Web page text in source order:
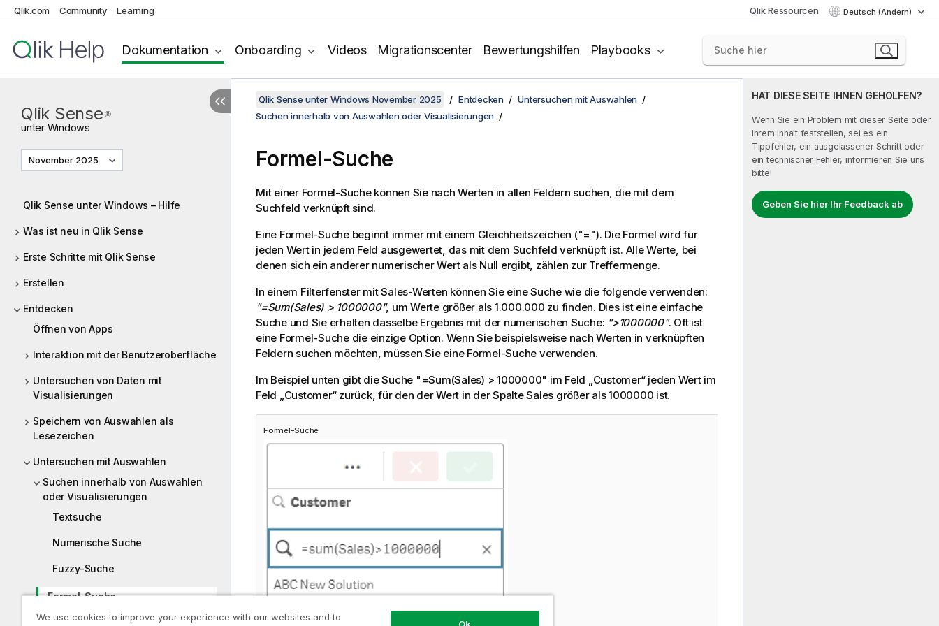
Qlik.com Community Learning Qlik Ressourcen Deutsch (Ändern)
Dokumentation Onboarding Videos Migrationscenter Bewertungshilfen Playbooks
Qlik Sense ®
unter Windows
November 2025
Qlik Sense unter Windows – Hilfe
Was ist neu in Qlik Sense
Erste Schritte mit Qlik Sense
Erstellen
Entdecken
Öffnen von Apps
Interaktion mit der Benutzeroberfläche
Untersuchen von Daten mit
Visualisierungen
Speichern von Auswahlen als
Lesezeichen
Untersuchen mit Auswahlen
Suchen innerhalb von Auswahlen
oder Visualisierungen
Textsuche
Numerische Suche
Fuzzy-Suche
Formel-Suche
HAT DIESE SEITE IHNEN GEHOLFEN?
Wenn Sie ein Problem mit dieser Seite oder
ihrem Inhalt feststellen, sei es ein
Tippfehler, ein ausgelassener Schritt oder
ein technischer Fehler, informieren Sie uns
bitte!
Geben Sie hier Ihr Feedback ab
Qlik Sense unter Windows November 2025 Entdecken
Untersuchen mit Auswahlen
Suchen innerhalb von Auswahlen oder Visualisierungen
Formel-Suche
Mit einer Formel-Suche können Sie nach Werten in allen Feldern suchen, die mit dem
Suchfeld verknüpft sind.
Eine Formel-Suche beginnt immer mit einem Gleichheitszeichen ("="). Die Formel wird für
jeden Wert in jedem Feld ausgewertet, das mit dem Suchfeld verknüpft ist. Alle Werte, bei
denen sich ein anderer numerischer Wert als Null ergibt, zählen zur Treffermenge.
In einem Filterfenster mitSales-Werten können Sie eine Suche wie die folgende verwenden:
"=Sum(Sales) > 1000000", um Werte größer als 1.000.000 zu finden. Dies ist eine einfache
Suche und Sie erhalten dasselbe Ergebnis mit der numerischen Suche: ">1000000". Oft ist
eine Formel-Suche die einzige Option. Wenn Sie beispielsweise nach Werten in verknüpften
Feldern suchen möchten, müssen Sie eine Formel-Suche verwenden.
Im Beispiel unten gibt die Suche "=Sum(Sales) > 1000000" im Feld „Customer“ jeden Wert im
Feld „Customer“ zurück, für den der Wert in der SpalteSales größer als 1000000 ist.
Formel-Suche
We use cookies to improve your experience with our websites and to